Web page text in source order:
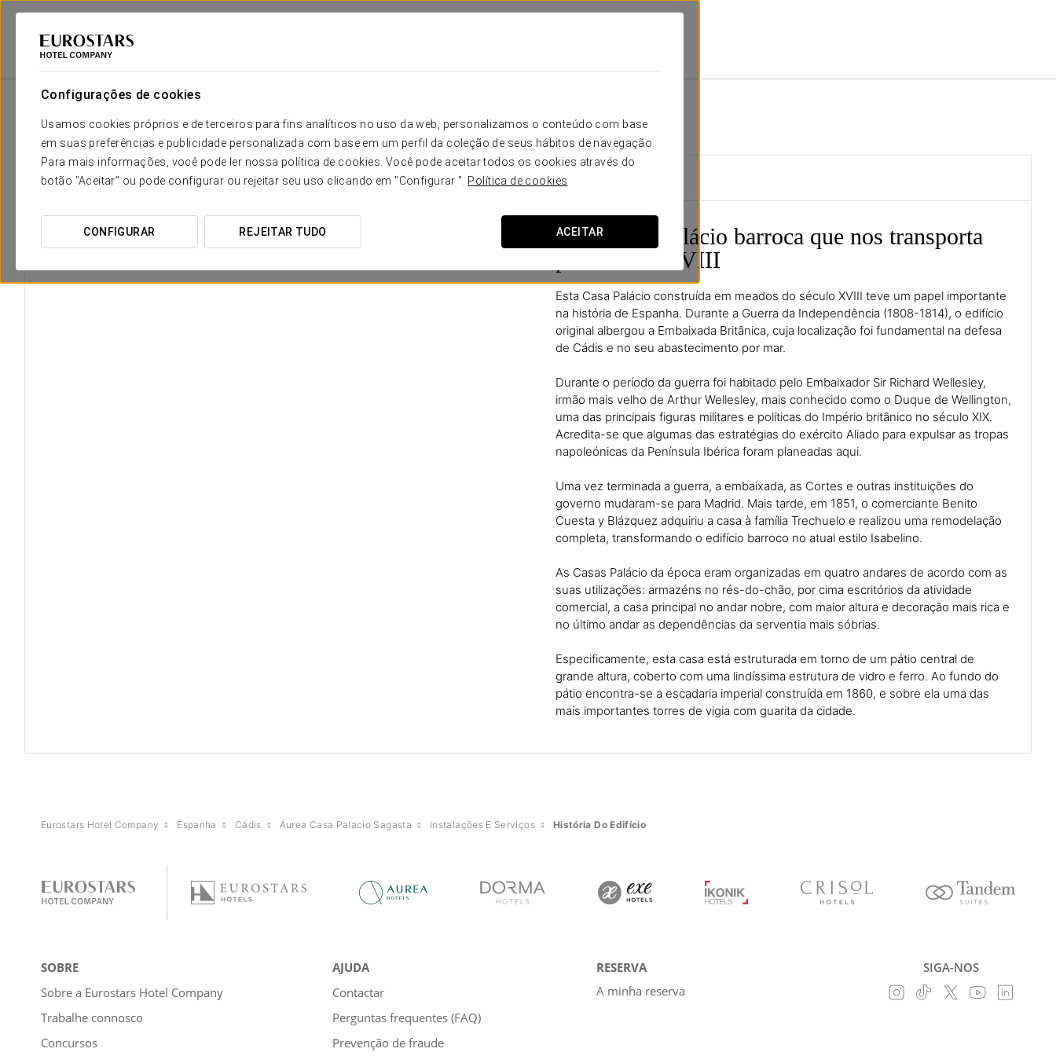
Configurações de cookies
Usamos cookies próprios e de terceiros para fins analíticos no uso da web, personalizamos o conteúdo com base
em suas preferências e publicidade personalizada com base em um perfil da coleção de seus hábitos de navegação.
Para mais informações, você pode ler nossa política de cookies. Você pode aceitar todos os cookies através do
botão "Aceitar" ou pode configurar ou rejeitar seu uso clicando em "Configurar ". Política de cookies
CONFIGURAR REJEITAR TUDO ACEITAR
Eurostars Hotel Company
Uma Casa Palácio barroca que nos transporta
para o séc. XVIII
Esta Casa Palácio construída em meados do século XVIII teve um papel importante
na história de Espanha. Durante a Guerra da Independência (1808-1814), o edifício
original albergou a Embaixada Britânica, cuja localização foi fundamental na defesa
de Cádis e no seu abastecimento por mar.
Durante o período da guerra foi habitado pelo Embaixador Sir Richard Wellesley,
irmão mais velho de Arthur Wellesley, mais conhecido como o Duque de Wellington,
uma das principais figuras militares e políticas do Império britânico no século XIX.
Acredita-se que algumas das estratégias do exército Aliado para expulsar as tropas
napoleónicas da Península Ibérica foram planeadas aqui.
Uma vez terminada a guerra, a embaixada, as Cortes e outras instituições do
governo mudaram-se para Madrid. Mais tarde, em 1851, o comerciante Benito
Cuesta y Blázquez adquiriu a casa à família Trechuelo e realizou uma remodelação
completa, transformando o edifício barroco no atual estilo Isabelino.
As Casas Palácio da época eram organizadas em quatro andares de acordo com as
suas utilizações: armazéns no rés-do-chão, por cima escritórios da atividade
comercial, a casa principal no andar nobre, com maior altura e decoração mais rica e
no último andar as dependências da serventia mais sóbrias.
Especificamente, esta casa está estruturada em torno de um pátio central de
grande altura, coberto com uma lindíssima estrutura de vidro e ferro. Ao fundo do
pátio encontra-se a escadaria imperial construída em 1860, e sobre ela uma das
mais importantes torres de vigia com guarita da cidade.
Eurostars Hotel Company Espanha Cádis Áurea Casa Palacio Sagasta Instalações E Serviços História Do Edifício
SOBRE
Sobre a Eurostars Hotel Company
Trabalhe connosco
Concursos
AJUDA
Contactar
Perguntas frequentes (FAQ)
Prevenção de fraude
RESERVA
A minha reserva
SIGA-NOS